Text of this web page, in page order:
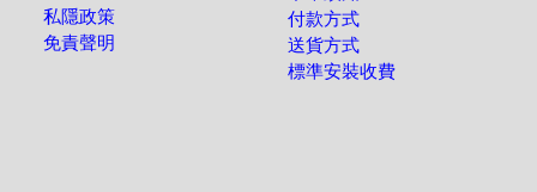
私隱政策
免責聲明
付款方式
送貨方式
標準安裝收費